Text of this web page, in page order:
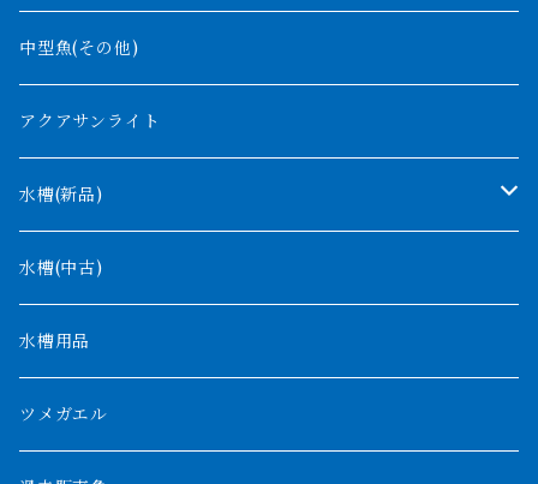
バンジャール
ナイジェリア
オルナティピンニス
コンゴ
タンガニーカ
ウィークシー
モケレンベンベ
デルヘッジ
ザイールグリーン
パルマス
中型魚(その他)
アクアサンライト
水槽(新品)
1200mm以下
1500mm
1800mm
水槽(中古)
水槽用品
ツメガエル